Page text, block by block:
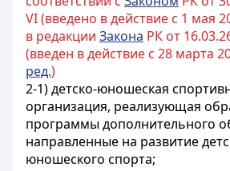
VI (введено в действие с 1 мая
в редакции Закона РК от
(введен в действие с 28 марта
ред.)
2-1)детско-юношеская
организация, реализующая
программы дополнительного
направленные на развитие
юношеского спорта;